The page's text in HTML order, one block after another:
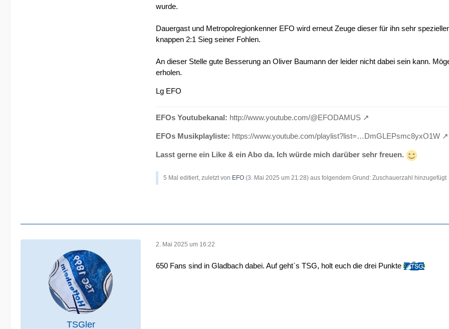
wurde.
Dauergast und Metropolregionkenner EFO wird erneut Zeuge dieser für ihn sehr
knappen 2:1 Sieg seiner Fohlen.
An dieser Stelle gute Besserung an Oliver Baumann der leider nicht dabei sein kann.
erholen.
Lg EFO
EFOs Youtubekanal: http://www.youtube.com/@EFODAMUS
EFOs Musikplayliste: https://www.youtube.com/playlist?list=…DmGLEPsmc8yxO1W
Lasst gerne ein Like & ein Abo da. Ich würde mich darüber sehr freuen.
5 Mal editiert, zuletzt von EFO (3. Mai 2025 um 21:28) aus folgendem Grund: Zuschauerzahl hinzugefügt
TSGler
2. Mai 2025 um 16:22
650 Fans sind in Gladbach dabei. Auf geht`s TSG, holt euch die drei Punkte